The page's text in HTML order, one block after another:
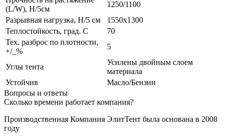
(L/W), Н/5см
1250/1100
Разрывная нагрузка, Н/5 см
1550х1300
Теплостойкость, град. С
70
Тех. разброс по плотности,
+/_%
5
Углы тента
Усилены двойным слоем
материала
Устойчив
Масло/Бензин
Вопросы и ответы
Сколько времени работает компания?
Производственная Компания ЭлитТент была основана в 2008
году